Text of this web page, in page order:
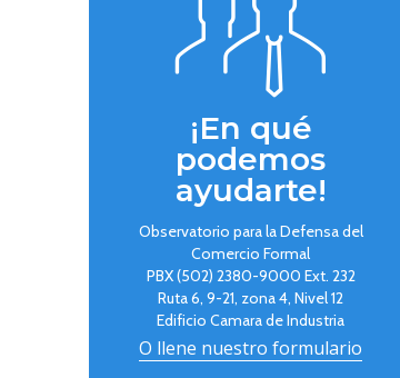
¡En qué
podemos
ayudarte!
Observatorio para la Defensa del
Comercio Formal
PBX (502) 2380-9000 Ext. 232
Ruta 6, 9-21, zona 4, Nivel 12
Edificio Camara de Industria
O llene nuestro formulario